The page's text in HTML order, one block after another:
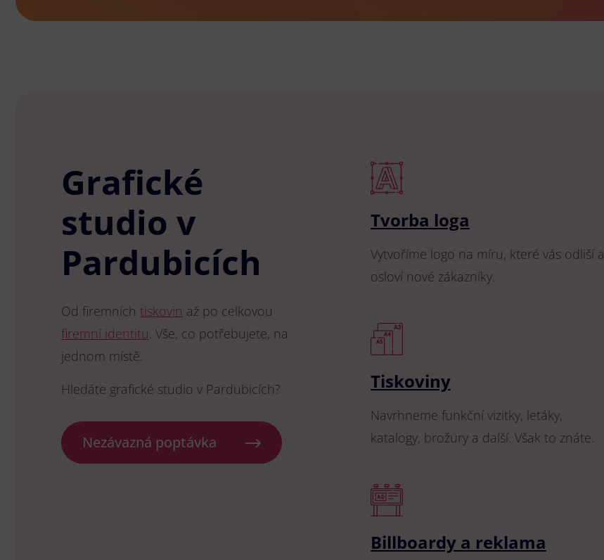
Grafické
studio v
Pardubicích
Od firemních tiskovin až po celkovou
firemní identitu. Vše, co potřebujete, na
jednom místě.
Hledáte grafické studio v Pardubicích?
Nezávazná poptávka
Tvorba loga
Vytvoříme logo na míru, které vás odliší a
osloví nové zákazníky.
Tiskoviny
Navrhneme funkční vizitky, letáky,
katalogy, brožury a další. Však to znáte.
Billboardy a reklama